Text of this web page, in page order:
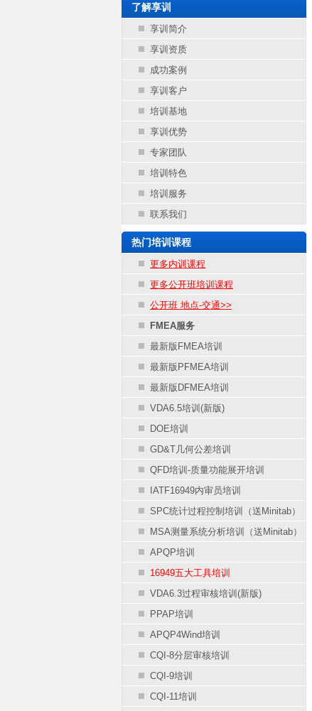
了解享训
享训简介
享训资质
成功案例
享训客户
培训基地
享训优势
专家团队
培训特色
培训服务
联系我们
热门培训课程
更多内训课程
更多公开班培训课程
公开班 地点-交通>>
FMEA服务
最新版FMEA培训
最新版PFMEA培训
最新版DFMEA培训
VDA6.5培训(新版)
DOE培训
GD&T几何公差培训
QFD培训-质量功能展开培训
IATF16949内审员培训
SPC统计过程控制培训（送Minitab）
MSA测量系统分析培训（送Minitab）
APQP培训
16949五大工具培训
VDA6.3过程审核培训(新版)
PPAP培训
APQP4Wind培训
CQI-8分层审核培训
CQI-9培训
CQI-11培训